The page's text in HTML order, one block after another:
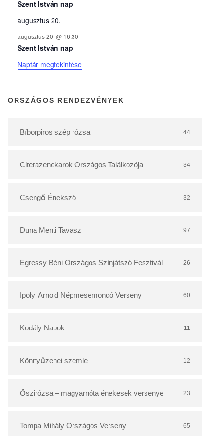
y
e
k
n
á
r
Szent István nap
augusztus 20.
augusztus 20. @ 16:30
Szent István nap
Naptár megtekintése
ORSZÁGOS RENDEZVÉNYEK
Bíborpiros szép rózsa 44
Citerazenekarok Országos Találkozója 34
Csengő Énekszó 32
Duna Menti Tavasz 97
Egressy Béni Országos Színjátszó Fesztivál 26
Ipolyi Arnold Népmesemondó Verseny 60
Kodály Napok 11
Könnyűzenei szemle 12
Őszirózsa – magyarnóta énekesek versenye 23
Tompa Mihály Országos Verseny 65